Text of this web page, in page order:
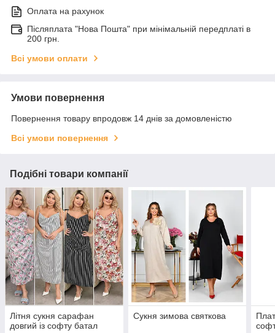
Оплата на рахунок
Післяплата "Нова Пошта" при мінімальній передплаті в
200 грн.
Всі умови оплати
Умови повернення
Повернення товару впродовж 14 днів за домовленістю
Всі умови повернення
Подібні товари компанії
Літня сукня сарафан
довгий із софту батал
Сукня зимова святкова